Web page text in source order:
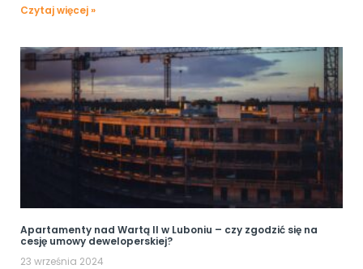
Czytaj więcej »
Apartamenty nad Wartą II w Luboniu – czy zgodzić się na
cesję umowy deweloperskiej?
23 września 2024